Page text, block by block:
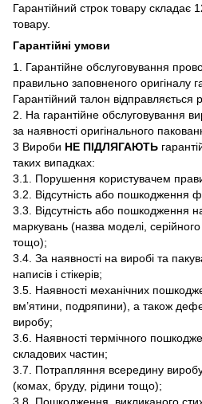
Гарантійний строк товару складає
товару.
Гарантійні умови
1. Гарантійне обслуговування
правильно заповненого оригіналу
Гарантійний талон відправляється
2. На гарантійне обслуговування
за наявності оригінального
3 Вироби НЕ ПІДЛЯГАЮТЬ
таких випадках:
3.1. Порушення користувачем
3.2. Відсутність або пошкодження
3.3. Відсутність або пошкодження
маркувань (назва моделі,
тощо);
3.4. За наявності на виробі та
написів і стікерів;
3.5. Наявності механічних
вм’ятини, подряпини), а також
виробу;
3.6. Наявності термічного
складових частин;
3.7. Потрапляння всередину
(комах, бруду, рідини тощо);
3.8. Пошкодження, викликаного